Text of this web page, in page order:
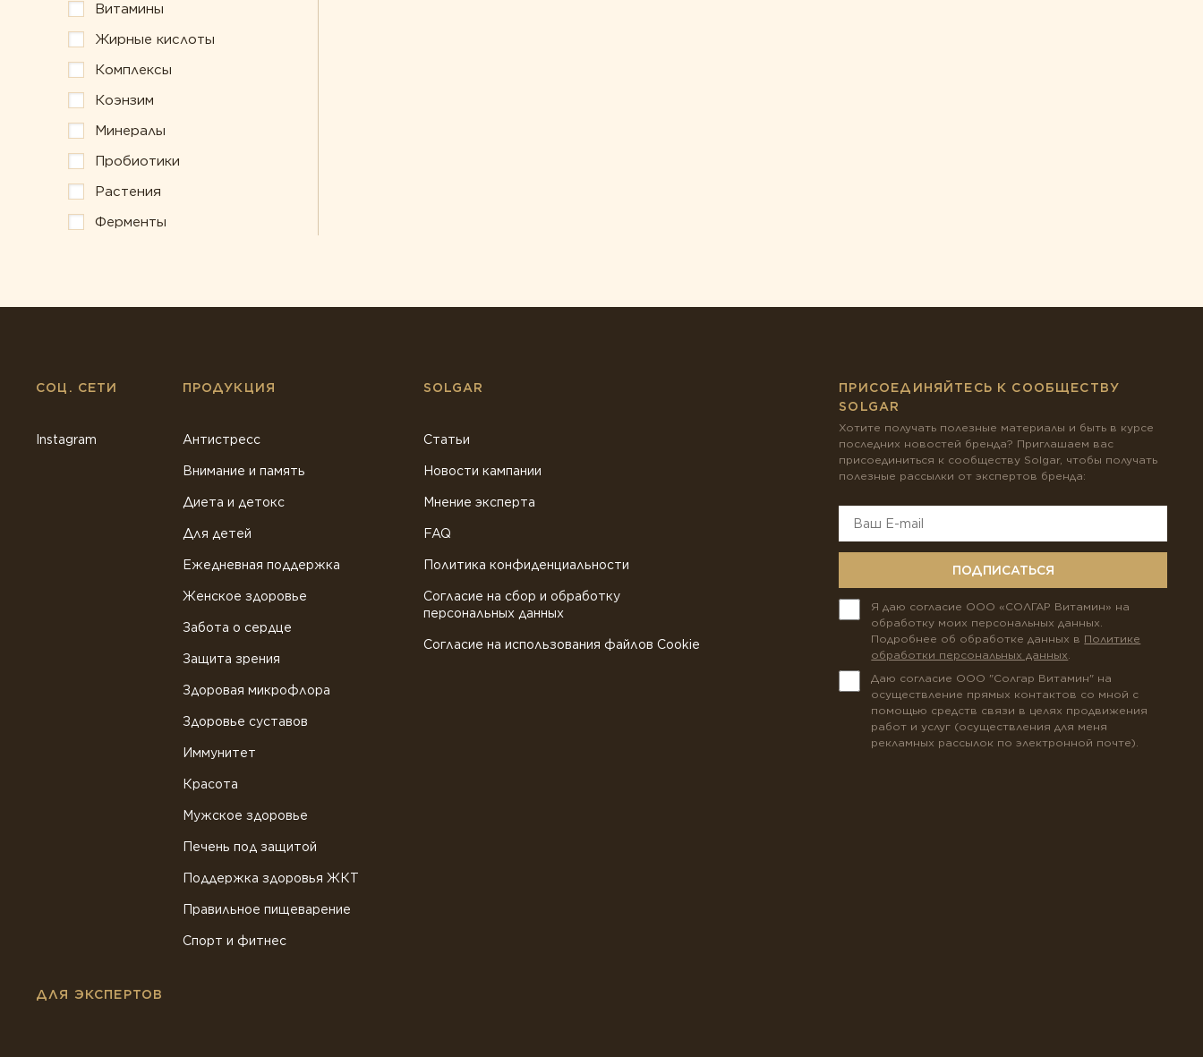
Витамины
Жирные кислоты
Комплексы
Коэнзим
Минералы
Пробиотики
Растения
Ферменты
СОЦ. СЕТИ
Instagram
ПРОДУКЦИЯ
Антистресс
Внимание и память
Диета и детокс
Для детей
Ежедневная поддержка
Женское здоровье
Забота о сердце
Защита зрения
Здоровая микрофлора
Здоровье суставов
Иммунитет
Красота
Мужское здоровье
Печень под защитой
Поддержка здоровья ЖКТ
Правильное пищеварение
Спорт и фитнес
SOLGAR
Статьи
Новости кампании
Мнение эксперта
FAQ
Политика конфиденциальности
Согласие на сбор и обработку
персональных данных
Согласие на использования файлов Cookie
ДЛЯ ЭКСПЕРТОВ
ПРИСОЕДИНЯЙТЕСЬ К СООБЩЕСТВУ
SOLGAR
Хотите получать полезные материалы и быть в курсе
последних новостей бренда? Приглашаем вас
присоединиться к сообществу Solgar, чтобы получать
полезные рассылки от экспертов бренда:
ПОДПИСАТЬСЯ
Я даю согласие ООО «СОЛГАР Витамин» на
обработку моих персональных данных.
Подробнее об обработке данных в Политике
обработки персональных данных.
Даю согласие ООО "Солгар Витамин" на
осуществление прямых контактов со мной с
помощью средств связи в целях продвижения
работ и услуг (осуществления для меня
рекламных рассылок по электронной почте).